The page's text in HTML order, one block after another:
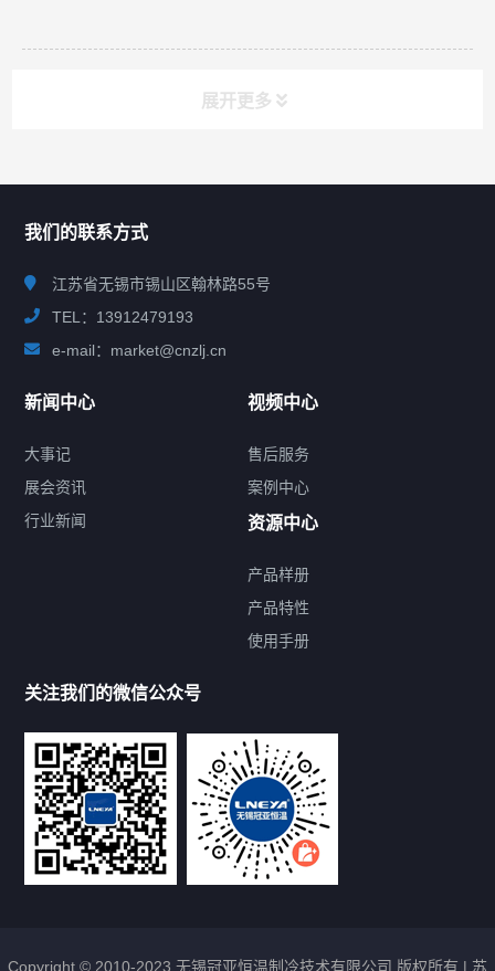
展开更多
提交您的需求，免费获取产品资料
--亦可拨打我们的24小时服务咨询热线--
13912479193
我们的联系方式
江苏省无锡市锡山区翰林路55号
TEL：13912479193
e-mail：market@cnzlj.cn
新闻中心
大事记
展会资讯
行业新闻
视频中心
售后服务
案例中心
资源中心
产品样册
产品特性
使用手册
关注我们的微信公众号
Copyright © 2010-2023 无锡冠亚恒温制冷技术有限公司 版权所有 | 苏